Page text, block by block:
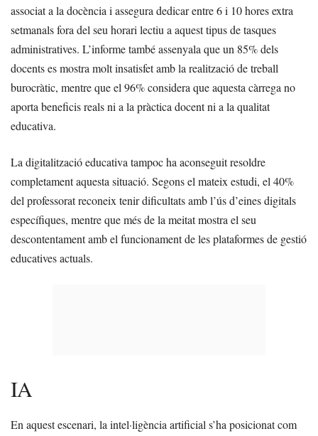
associat a la docència i assegura dedicar entre 6 i 10 hores extra
setmanals fora del seu horari lectiu a aquest tipus de tasques
administratives. L’informe també assenyala que un 85% dels
docents es mostra molt insatisfet amb la realització de treball
burocràtic, mentre que el 96% considera que aquesta càrrega no
aporta beneficis reals ni a la pràctica docent ni a la qualitat
educativa.
La digitalització educativa tampoc ha aconseguit resoldre
completament aquesta situació. Segons el mateix estudi, el 40%
del professorat reconeix tenir dificultats amb l’ús d’eines digitals
específiques, mentre que més de la meitat mostra el seu
descontentament amb el funcionament de les plataformes de gestió
educatives actuals.
IA
En aquest escenari, la intel·ligència artificial s’ha posicionat com